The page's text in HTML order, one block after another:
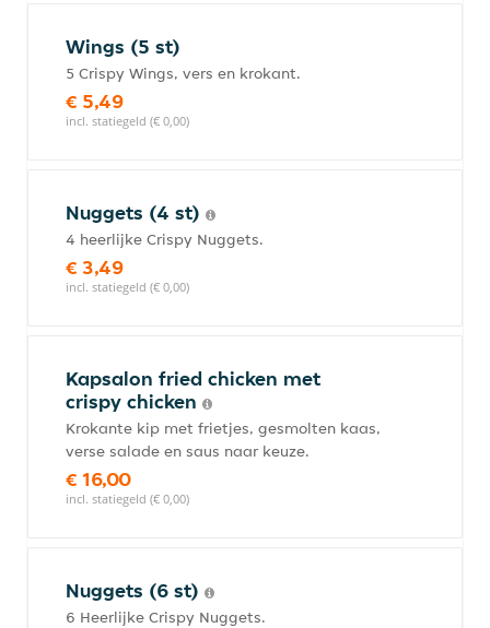
Wings (5 st)
5 Crispy Wings, vers en krokant.
€ 5,49
incl. statiegeld (€ 0,00)
Nuggets (4 st)
4 heerlijke Crispy Nuggets.
€ 3,49
incl. statiegeld (€ 0,00)
Kapsalon fried chicken met
crispy chicken
Krokante kip met frietjes, gesmolten kaas,
verse salade en saus naar keuze.
€ 16,00
incl. statiegeld (€ 0,00)
Nuggets (6 st)
6 Heerlijke Crispy Nuggets.